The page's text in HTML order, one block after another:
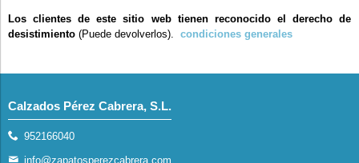
Los clientes de este sitio web tienen reconocido el derecho de
desistimiento (Puede devolverlos). condiciones generales
Calzados Pérez Cabrera, S.L.
952166040
info@zapatosperezcabrera.com